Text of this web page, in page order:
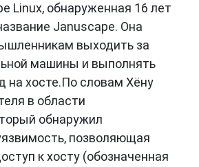
современными
позволяет создавать
называемые гостевыми
на хост-системе,
ОС. Гостевые ОС
друг от друга и от
KVM включают:
Linux, обнаруженная 16 лет
Januscape. Она
выходить за
машины и выполнять
на хосте.По словам Хёну
в области
обнаружил
позволяющая
к хосту (обозначенная